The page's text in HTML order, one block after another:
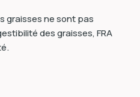
graisses ne sont pas
des graisses, FRA